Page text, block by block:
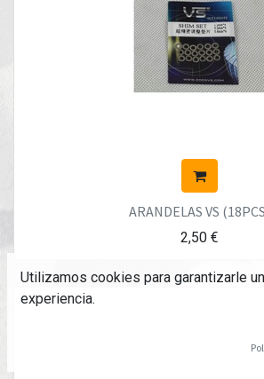
ARANDELAS VS
2,50€
Utilizamos cookies para garantizarle
experiencia.